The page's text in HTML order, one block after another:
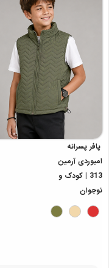
پافر پسرانه
امبوردی آرمین
313 | کودک و
نوجوان